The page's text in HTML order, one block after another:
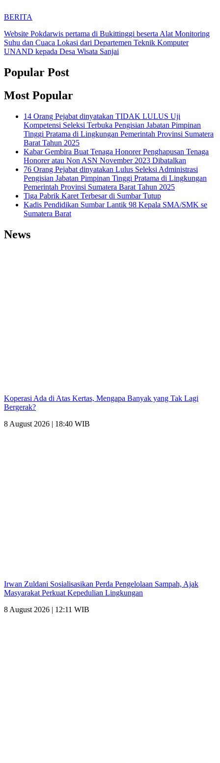
BERITA
Website Pokdarwis pertama di Bukittinggi beserta Alat Monitoring
Suhu dan Cuaca Lokasi dari Departemen Teknik Komputer
UNAND kepada Desa Wisata Sanjai
Popular Post
Most Popular
14 Orang Pejabat dinyatakan TIDAK LULUS Uji
Kompetensi Seleksi Terbuka Pengisian Jabatan Pimpinan
Tinggi Pratama di Lingkungan Pemerintah Provinsi Sumatera
Barat Tahun 2025
Kabar Gembira Buat Tenaga Honorer Penghapusan Tenaga
Honorer atau Non ASN November 2023 Dibatalkan
76 Orang Pejabat dinyatakan Lulus Seleksi Administrasi
Pengisian Jabatan Pimpinan Tinggi Pratama di Lingkungan
Pemerintah Provinsi Sumatera Barat Tahun 2025
Tiga Pabrik Karet Terbesar di Sumbar Tutup
Kadis Pendidikan Sumbar Lantik 98 Kepala SMA/SMK se
Sumatera Barat
News
Koperasi Ada di Atas Kertas, Mengapa Banyak yang Tak Lagi
Bergerak?
8 August 2026 | 18:40 WIB
Irwan Zuldani Sosialisasikan Perda Pengelolaan Sampah, Ajak
Masyarakat Perkuat Kepedulian Lingkungan
8 August 2026 | 12:11 WIB